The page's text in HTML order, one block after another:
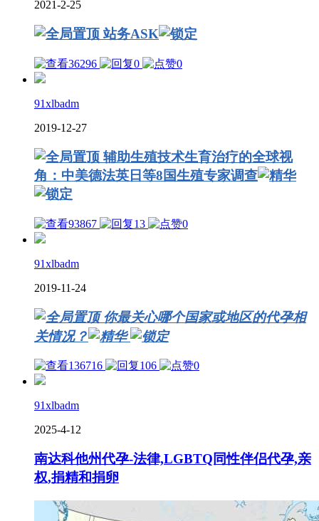
2021-2-25
站务ASK
36296 0 0
91xlbadm
2019-12-27
辅助生殖技术生育治疗的全球视
角：中美德法英日等8国生殖专家调查
93867 13 0
91xlbadm
2019-11-24
你最关心哪个国家或地区的代孕相
关情况？
136716 106 0
91xlbadm
2025-4-12
南达科他州代孕-法律,LGBTQ同性伴侣代孕,亲
权,捐精和捐卵